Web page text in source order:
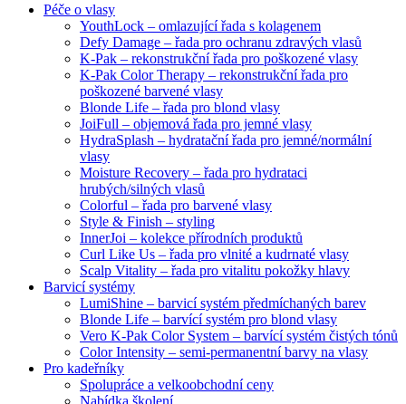
Péče o vlasy
YouthLock – omlazující řada s kolagenem
Defy Damage – řada pro ochranu zdravých vlasů
K-Pak – rekonstrukční řada pro poškozené vlasy
K-Pak Color Therapy – rekonstrukční řada pro
poškozené barvené vlasy
Blonde Life – řada pro blond vlasy
JoiFull – objemová řada pro jemné vlasy
HydraSplash – hydratační řada pro jemné/normální
vlasy
Moisture Recovery – řada pro hydrataci
hrubých/silných vlasů
Colorful – řada pro barvené vlasy
Style & Finish – styling
InnerJoi – kolekce přírodních produktů
Curl Like Us – řada pro vlnité a kudrnaté vlasy
Scalp Vitality – řada pro vitalitu pokožky hlavy
Barvicí systémy
LumiShine – barvicí systém předmíchaných barev
Blonde Life – barvící systém pro blond vlasy
Vero K-Pak Color System – barvící systém čistých tónů
Color Intensity – semi-permanentní barvy na vlasy
Pro kadeřníky
Spolupráce a velkoobchodní ceny
Nabídka školení